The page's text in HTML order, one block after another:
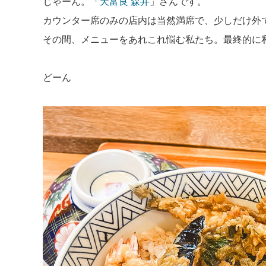
カウンター席のみの店内は当然満席で、少しだけ外
その間、メニューをあれこれ悩む私たち。最終的
どーん